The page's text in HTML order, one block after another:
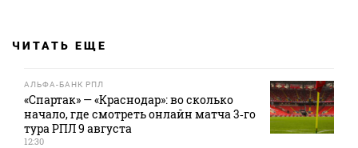
ЧИТАТЬ ЕЩЕ
АЛЬФА-БАНК РПЛ
«Спартак» — «Краснодар»: во сколько
начало, где смотреть онлайн матча 3‑го
тура РПЛ 9 августа
12:30